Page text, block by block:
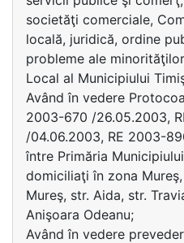
societăţi comerciale,
locală, juridică, ordine
probleme ale
Local al Municipiului
Având în vedere
2003-670 /26.05.2003,
/04.06.2003, RE 2003-
între Primăria
domiciliaţi în zona
Mureş, str. Aida, str.
Anişoara Odeanu;
Având în vedere